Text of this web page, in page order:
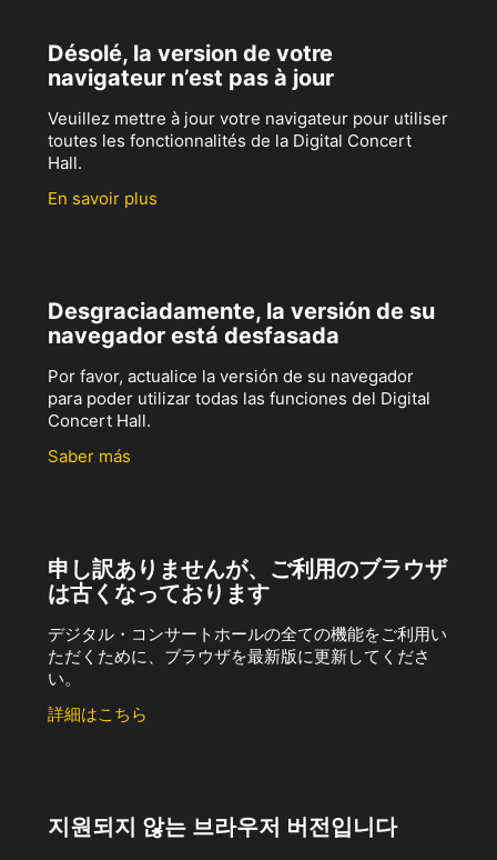
Désolé, la version de votre
navigateur n’est pas à jour
Veuillez mettre à jour votre navigateur pour utiliser
toutes les fonctionnalités de la Digital Concert
Hall.
En savoir plus
Desgraciadamente, la versión de su
navegador está desfasada
Por favor, actualice la versión de su navegador
para poder utilizar todas las funciones del Digital
Concert Hall.
Saber más
申し訳ありませんが、ご利用のブラウザ
は古くなっております
デジタル・コンサートホールの全ての機能をご利用い
ただくために、ブラウザを最新版に更新してくださ
い。
詳細はこちら
지원되지 않는 브라우저 버전입니다